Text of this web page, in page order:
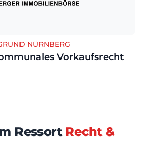
NÜRNBERG
Vorkaufsrecht
Ressort Recht &